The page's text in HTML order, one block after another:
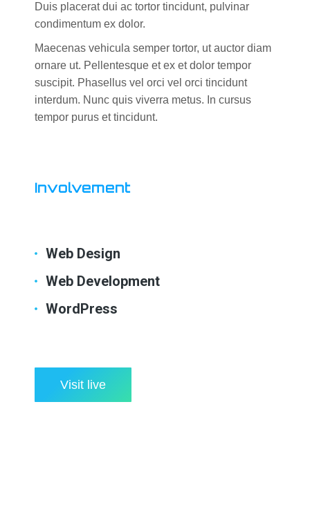
Duis placerat dui ac tortor tincidunt, pulvinar
condimentum ex dolor.
Maecenas vehicula semper tortor, ut auctor diam
ornare ut. Pellentesque et ex et dolor tempor
suscipit. Phasellus vel orci vel orci tincidunt
interdum. Nunc quis viverra metus. In cursus
tempor purus et tincidunt.
Involvement
Web Design
Web Development
WordPress
Visit live